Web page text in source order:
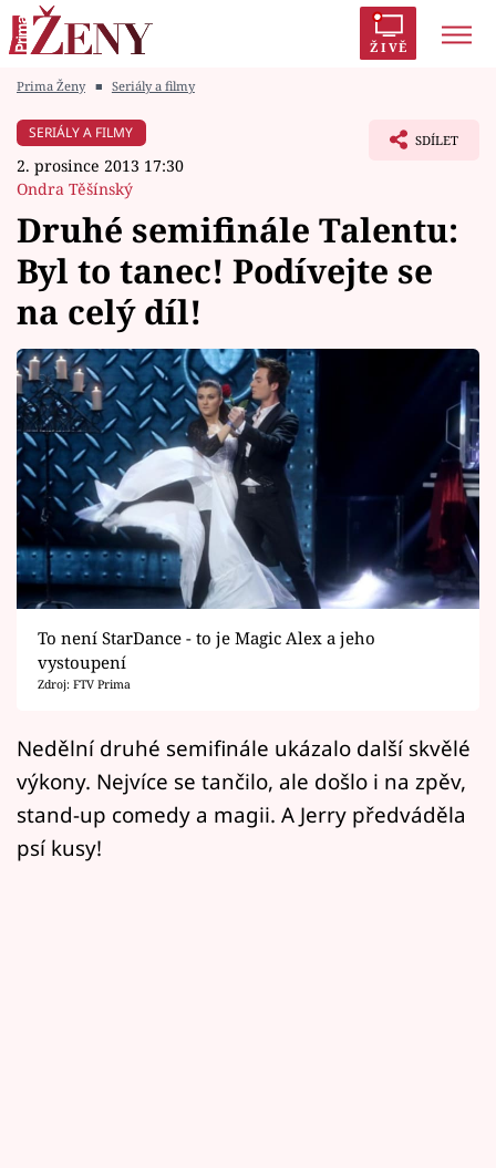
ŽIVĚ
Módní alarm
Témata
Celebrity
Vztahy
Seriály
Horoskopy
Sledujte prima+
Filmový festival Karlovy Vary
Pořady
Přihlášení
Sledujte nás
Prima Ženy ■ Seriály a filmy
SERIÁLY A FILMY
2. prosince 2013 17:30
Ondra Těšínský
SDÍLET
Druhé semifinále Talentu:
Byl to tanec! Podívejte se
na celý díl!
To není StarDance - to je Magic Alex a jeho
vystoupení
Zdroj: FTV Prima
Nedělní druhé semifinále ukázalo další skvělé
výkony. Nejvíce se tančilo, ale došlo i na zpěv,
stand-up comedy a magii. A Jerry předváděla
psí kusy!